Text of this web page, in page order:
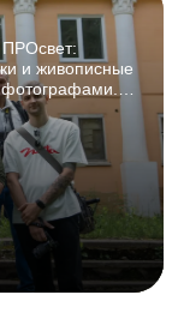
ПРОсвет:
и живописные